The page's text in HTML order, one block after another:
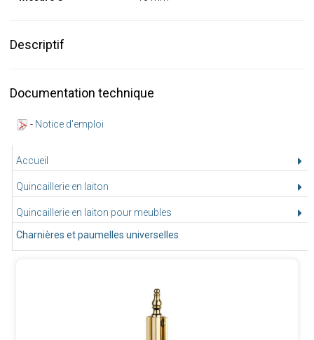
Accueil
Quincaillerie en laiton
Quincaillerie en laiton pour meubles
Charnières et paumelles universelles
Descriptif
Documentation technique
- Notice d'emploi